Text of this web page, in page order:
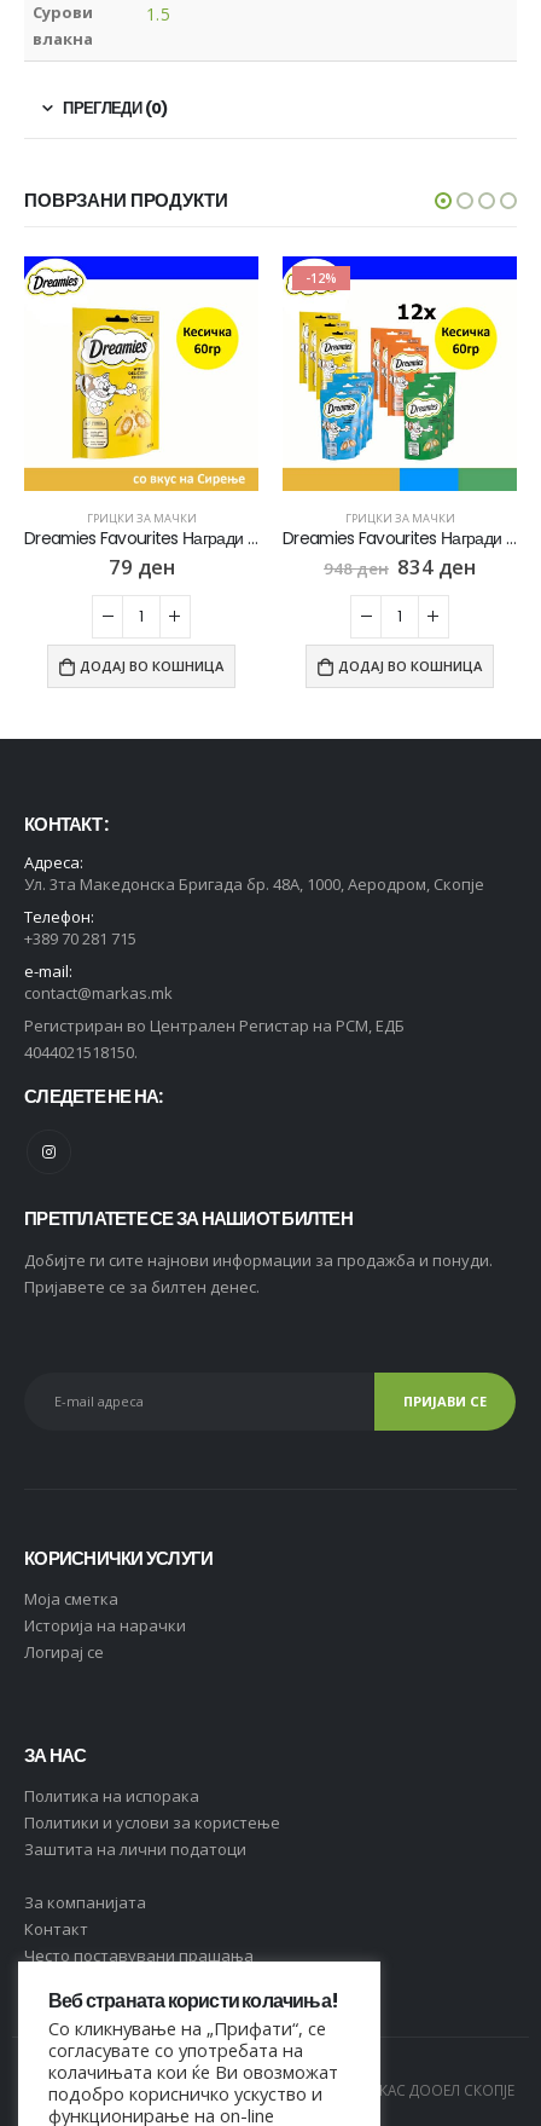
Сурови
влакна
1.5
ПРЕГЛЕДИ (0)
ПОВРЗАНИ ПРОДУКТИ
ГРИЦКИ ЗА МАЧКИ
Dreamies Favourites Награди за мачки со вкус на Сирење [Кесичка 60гр]
79 ден
ДОДАЈ ВО КОШНИЦА
-12%
ГРИЦКИ ЗА МАЧКИ
Dreamies Favourites Награди за мачки со 4 разликни вкуса [сет 12x Кесичка 60гр]
948ден 834 ден
ДОДАЈ ВО КОШНИЦА
КОНТАКТ :
Адреса:
Ул. 3та Македонска Бригада бр. 48А, 1000, Аеродром, Скопје
Телефон:
+389 70 281 715
e-mail:
contact@markas.mk
Регистриран во Централен Регистар на РСМ, ЕДБ
4044021518150.
СЛЕДЕТЕ НЕ НА:
ПРЕТПЛАТЕТЕ СЕ ЗА НАШИОТ БИЛТЕН
Добијте ги сите најнови информации за продажба и понуди.
Пријавете се за билтен денес.
КОРИСНИЧКИ УСЛУГИ
Moja сметка
Историја на нарачки
Логирај се
ЗА НАС
Политика на испорака
Политики и услови за користење
Заштита на лични податоци
За компанијата
Контакт
Често поставувани прашања
© Copyright 2021. Сите права се задржани од МАРКАС ДООЕЛ СКОПЈЕ
- 4044021518150
Веб страната користи колачиња!
Со кликнување на „Прифати“, се
согласувате со употребата на
колачињата кои ќе Ви овозможат
подобро корисничко ускуство и
функционирање на on-line